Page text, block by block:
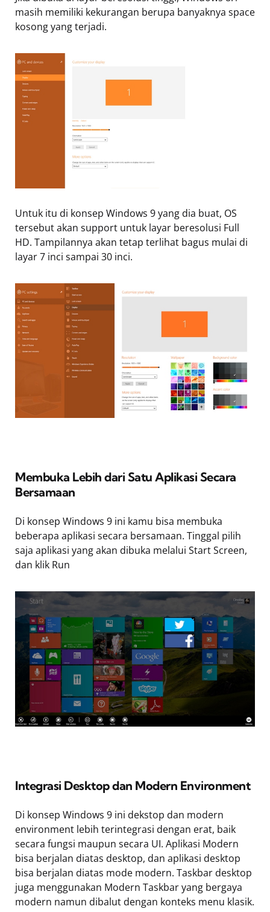
masih memiliki kekurangan berupa banyaknya space
kosong yang terjadi.
Untuk itu di konsep Windows 9 yang dia buat, OS
tersebut akan support untuk layar beresolusi Full
HD. Tampilannya akan tetap terlihat bagus mulai di
layar 7 inci sampai 30 inci.
Membuka Lebih dari Satu Aplikasi Secara
Bersamaan
Di konsep Windows 9 ini kamu bisa membuka
beberapa aplikasi secara bersamaan. Tinggal pilih
saja aplikasi yang akan dibuka melalui Start Screen,
dan klik Run
Integrasi Desktop dan Modern Environment
Di konsep Windows 9 ini dekstop dan modern
environment lebih terintegrasi dengan erat, baik
secara fungsi maupun secara UI. Aplikasi Modern
bisa berjalan diatas desktop, dan aplikasi desktop
bisa berjalan diatas mode modern. Taskbar desktop
juga menggunakan Modern Taskbar yang bergaya
modern namun dibalut dengan konteks menu klasik.